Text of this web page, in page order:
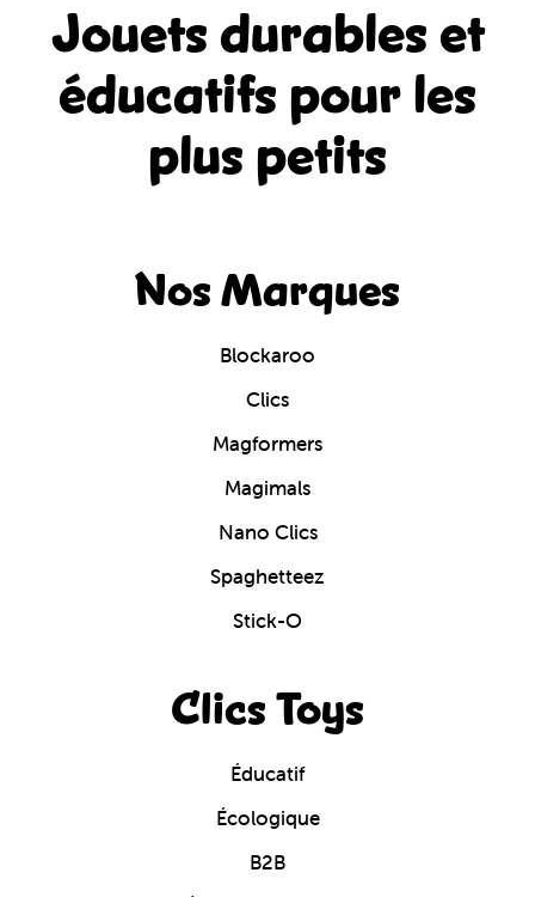
Jouets durables et
éducatifs pour les
plus petits
Nos Marques
Blockaroo
Clics
Magformers
Magimals
Nano Clics
Spaghetteez
Stick-O
Clics Toys
Éducatif
Écologique
B2B